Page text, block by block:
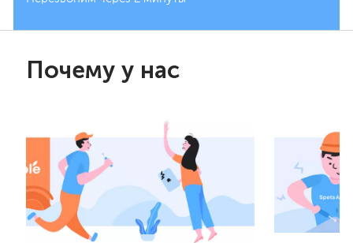
Почему у нас